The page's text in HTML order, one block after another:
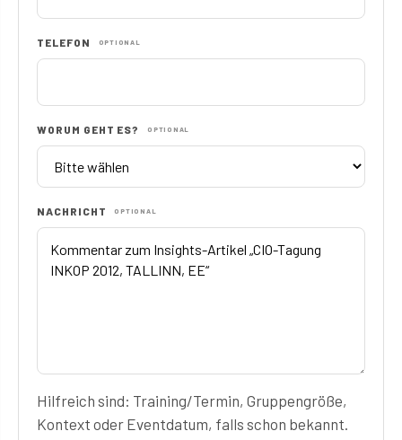
TELEFON OPTIONAL
WORUM GEHT ES? OPTIONAL
NACHRICHT OPTIONAL
Hilfreich sind: Training/Termin, Gruppengröße,
Kontext oder Eventdatum, falls schon bekannt.